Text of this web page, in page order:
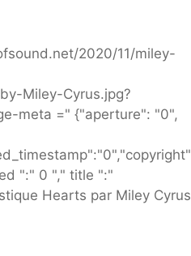
2020/11/miley-
Miley-Cyrus.jpg?
meta =" {"aperture": "0",
":" 0 "," title ":"
Hearts par Miley Cyrus